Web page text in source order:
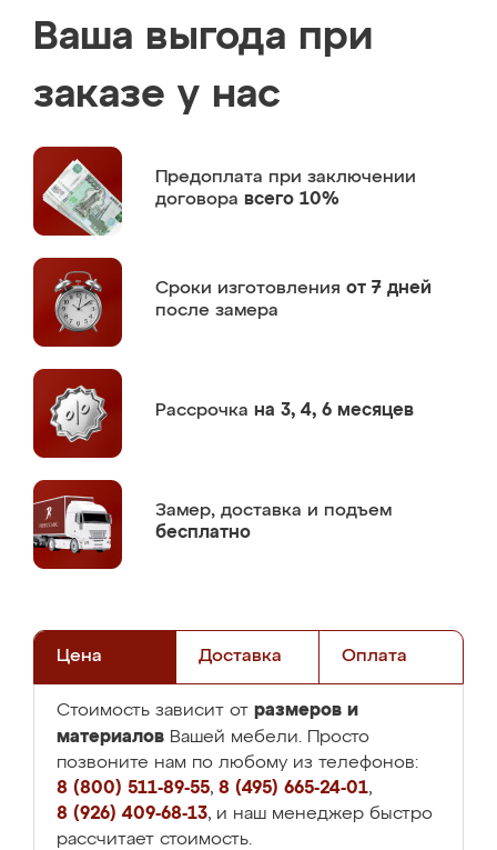
Ваша выгода при
заказе у нас
Предоплата при заключении
договора всего 10%
Сроки изготовления от 7 дней
после замера
Рассрочка на 3, 4, 6 месяцев
Замер, доставка и подъем
бесплатно
Цена Доставка Оплата
Стоимость зависит от размеров и
материалов Вашей мебели. Просто
позвоните нам по любому из телефонов:
8 (800) 511-89-55, 8 (495) 665-24-01,
8 (926) 409-68-13, и наш менеджер быстро
рассчитает стоимость.